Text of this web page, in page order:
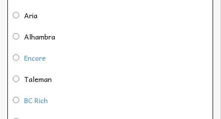
Aria
Alhambra
Encore
Taleman
BC Rich